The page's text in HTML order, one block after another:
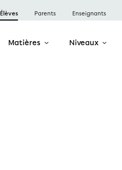
Élèves Parents Enseignants
Matières Niveaux